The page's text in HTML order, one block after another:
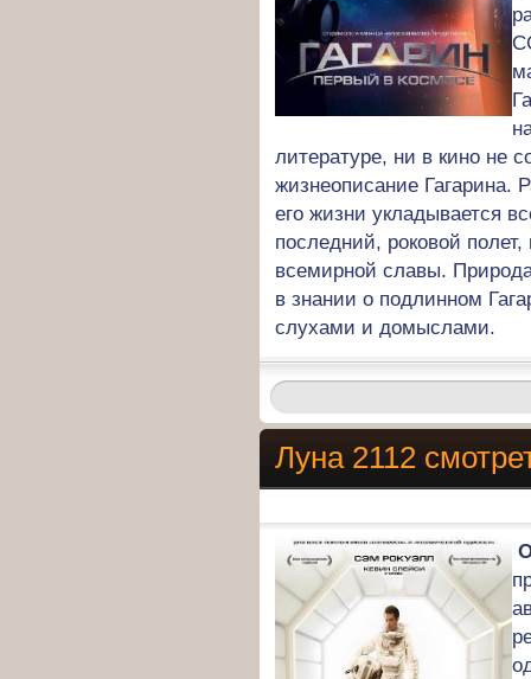
литературе, ни в кино не
жизнеописание Гагарина.
его жизни укладывается
последний, роковой
всемирной славы.
в знании о подлинном
слухами и домыслами.
Луна 2112